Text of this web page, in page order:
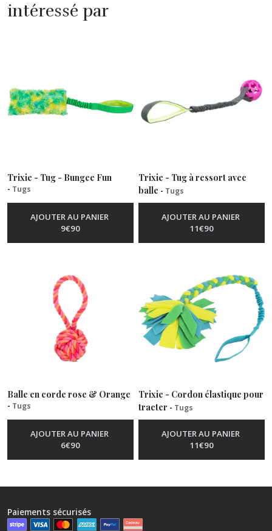
intéressé par
Trixie - Tug - Bungee Fun
- Tugs
AJOUTER AU PANIER
9€90
Trixie - Tug à ressort avec
balle - Tugs
AJOUTER AU PANIER
11€90
Balle en corde rose & Orange
- Tugs
AJOUTER AU PANIER
6€90
Trixie - Cordon élastique pour
tracter - Tugs
AJOUTER AU PANIER
11€90
Paiements sécurisés